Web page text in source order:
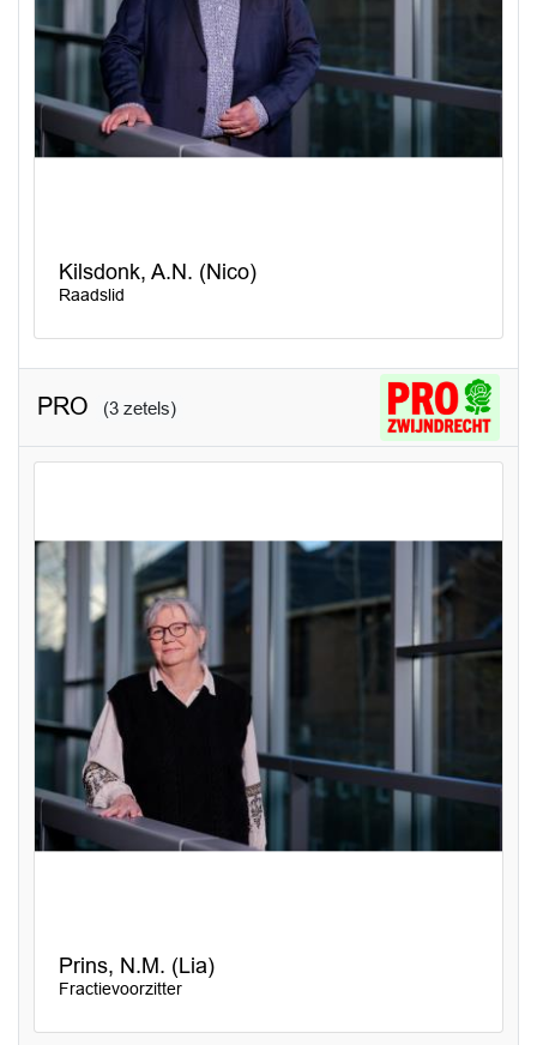
Kilsdonk, A.N. (Nico)
Raadslid
PRO (3 zetels)
Prins, N.M. (Lia)
Fractievoorzitter